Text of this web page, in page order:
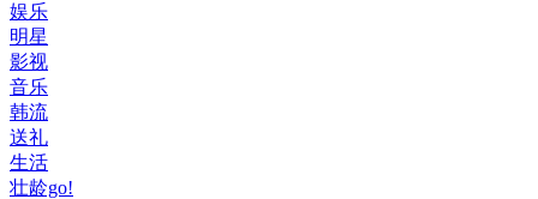
娱乐
明星
影视
音乐
韩流
送礼
生活
壮龄go!